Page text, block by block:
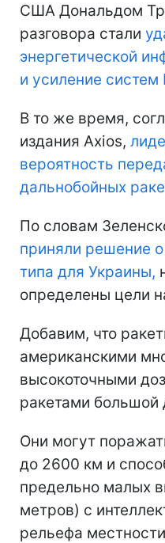
США Дональдом
разговора стали
энергетической
и усиление
В то же время,
издания Axios,
вероятность
дальнобойных
По словам
приняли решение о
типа для Украины,
определены цели
Добавим, что
американскими
высокоточными
ракетами большой
Они могут
до 2600 км и
предельно малых
метров) с
рельефа